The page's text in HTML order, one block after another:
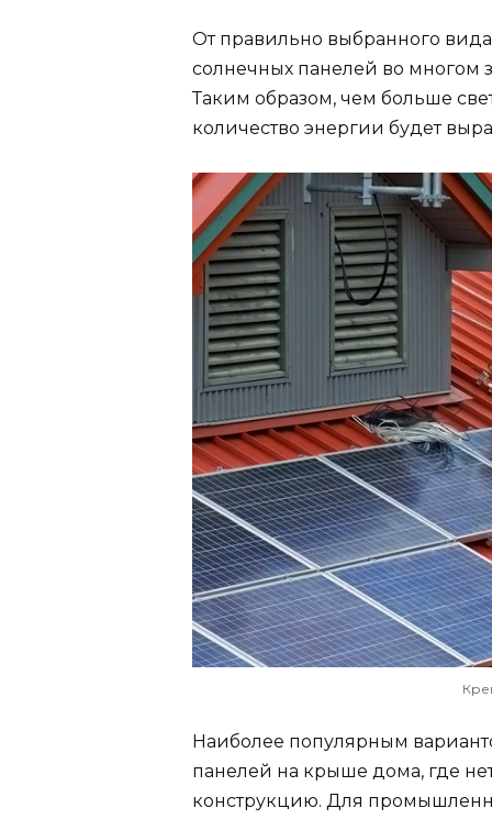
От правильно выбранного
солнечных панелей во многом
Таким образом, чем больше
количество энергии будет
Наиболее популярным
панелей на крыше дома, где
конструкцию. Для